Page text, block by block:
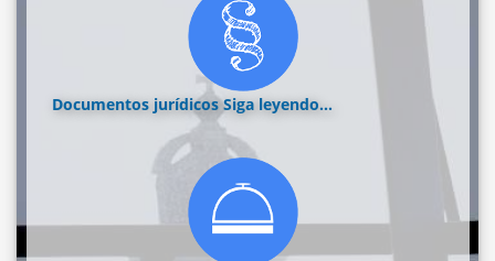
Documentos jurídicos Siga leyendo...